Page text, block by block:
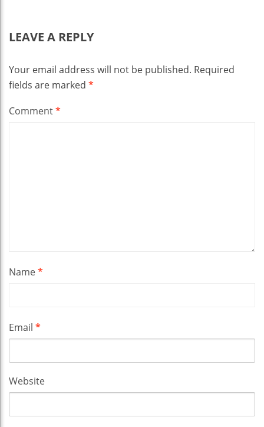
LEAVE A REPLY
Your email address will not be published. Required
fields are marked *
Comment*
Name*
Email *
Website